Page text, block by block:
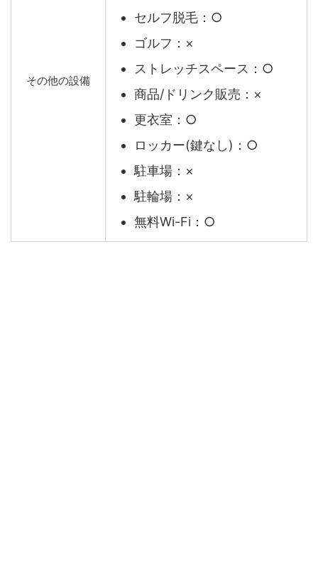
その他の設備
セルフ脱毛：○
ゴルフ：×
ストレッチスペース：○
商品/ドリンク販売：×
更衣室：○
ロッカー(鍵なし)：○
駐車場：×
駐輪場：×
無料Wi-Fi：○